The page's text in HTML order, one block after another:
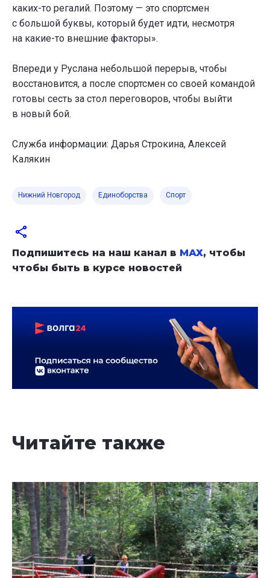
каких-то регалий. Поэтому — это спортсмен
с большой буквы, который будет идти, несмотря
на какие-то внешние факторы».
Впереди у Руслана небольшой перерыв, чтобы
восстановится, а после спортсмен со своей командой
готовы сесть за стол переговоров, чтобы выйти
в новый бой.
Служба информации: Дарья Строкина, Алексей
Калякин
Нижний Новгород Единоборства Спорт
Подпишитесь на наш канал в МАХ, чтобы
чтобы быть в курсе новостей
Читайте также